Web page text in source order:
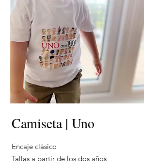
Camiseta | Uno
Encaje clásico
Tallas a partir de los dos años